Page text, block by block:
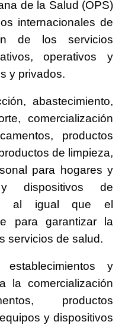
de la Salud (OPS)
internacionales de
de los servicios
operativos y
y privados.
abastecimiento,
comercialización
productos
de limpieza,
para hogares y
dispositivos de
al igual que el
para garantizar la
servicios de salud.
y
la comercialización
productos
y dispositivos